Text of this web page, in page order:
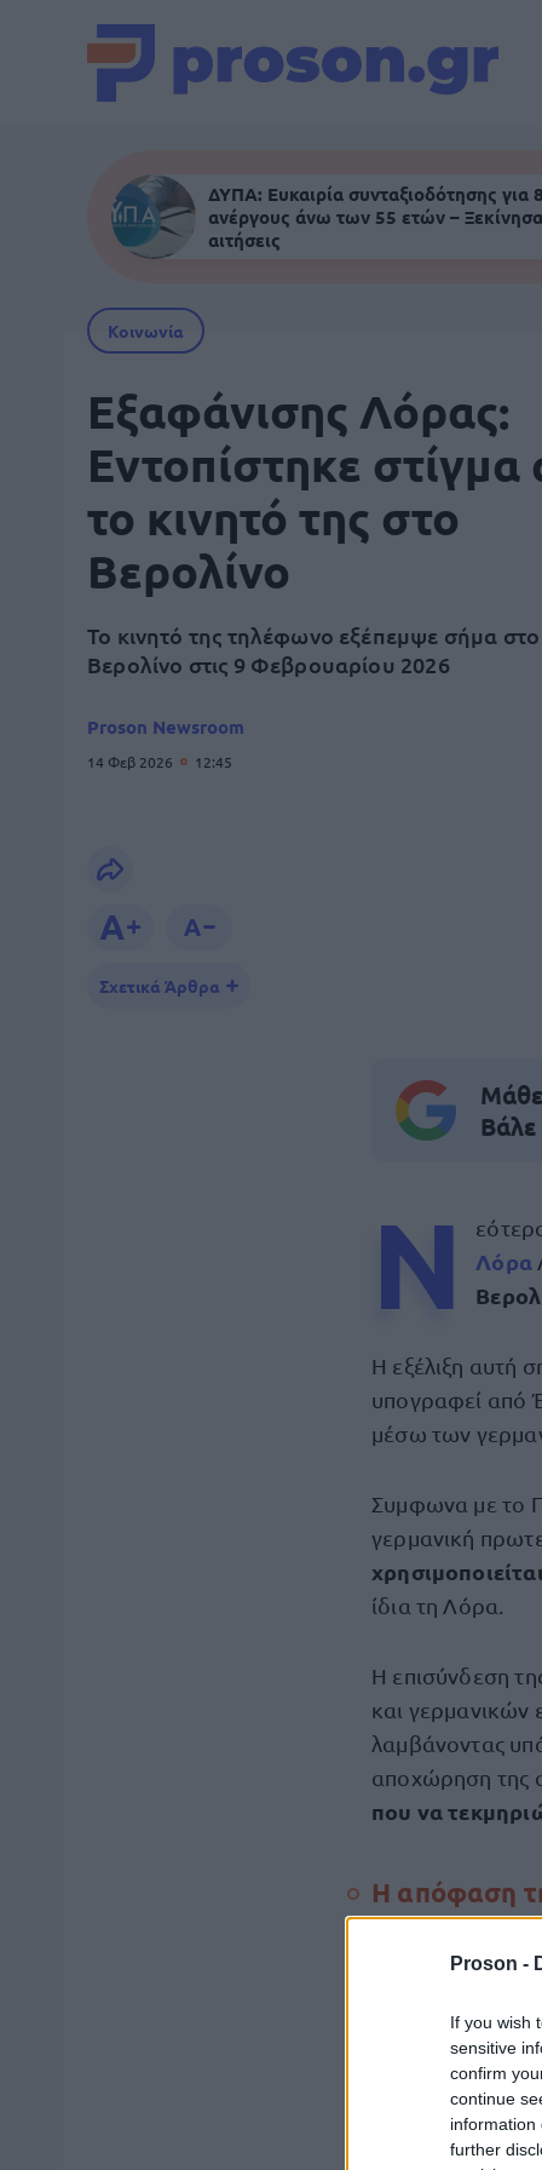
Proson -
If you wish
sensitive
confirm
continue
information
further
ΔΥΠΑ: Ευκαιρία συνταξιοδότησης για
ανέργους άνω των 55 ετών –
αιτήσεις
Κοινωνία
Εξαφάνισης Λόρας:
Εντοπίστηκε στίγμα
το κινητό της στο
Βερολίνο
Το κινητό της τηλέφωνο εξέπεμψε σήμα στο
Βερολίνο στις 9 Φεβρουαρίου 2026
Proson Newsroom
14 Φεβ 2026 12:45
Σχετικά Άρθρα
Μάθε
Ν
Λόρα
Η εξέλιξη αυτή
υπογραφεί από
μέσω των
Συμφωνα με το
γερμανική
ίδια τη Λόρα.
Η επισύνδεση
και γερμανικών
λαμβάνοντας
αποχώρηση της
που να
Η απόφαση
διακόψουν την
Η υπόθεση, από
αγνοούμενου